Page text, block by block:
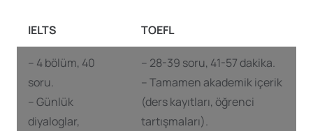
IELTS TOEFL
– 4 bölüm, 40
soru.
– Günlük
diyaloglar,
– 28-39 soru, 41-57 dakika.
– Tamamen akademik içerik
(ders kayıtları, öğrenci
tartışmaları).